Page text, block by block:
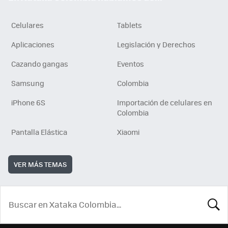
Celulares
Tablets
Aplicaciones
Legislación y Derechos
Cazando gangas
Eventos
Samsung
Colombia
iPhone 6S
Importación de celulares en
Colombia
Pantalla Elástica
Xiaomi
VER MÁS TEMAS